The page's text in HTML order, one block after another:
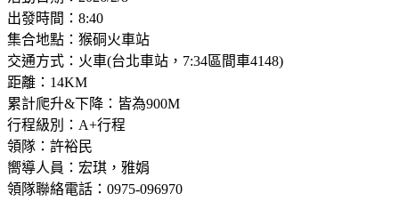
出發時間：8:40
集合地點：猴硐火車站
交通方式：火車(台北車站，7:34區間車4148)
距離：14KM
累計爬升&下降：皆為900M
行程級別：A+行程
領隊：許裕民
嚮導人員：宏琪，雅娟
領隊聯絡電話：0975-096970